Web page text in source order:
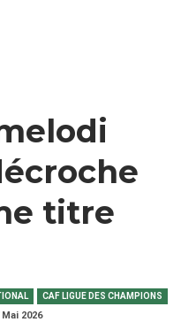
titre
CAF LIGUE DES CHAMPIONS
Mai 2026